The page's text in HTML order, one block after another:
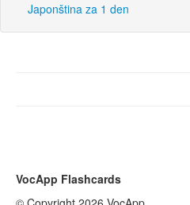
Japonština za 1 den
VocApp Flashcards